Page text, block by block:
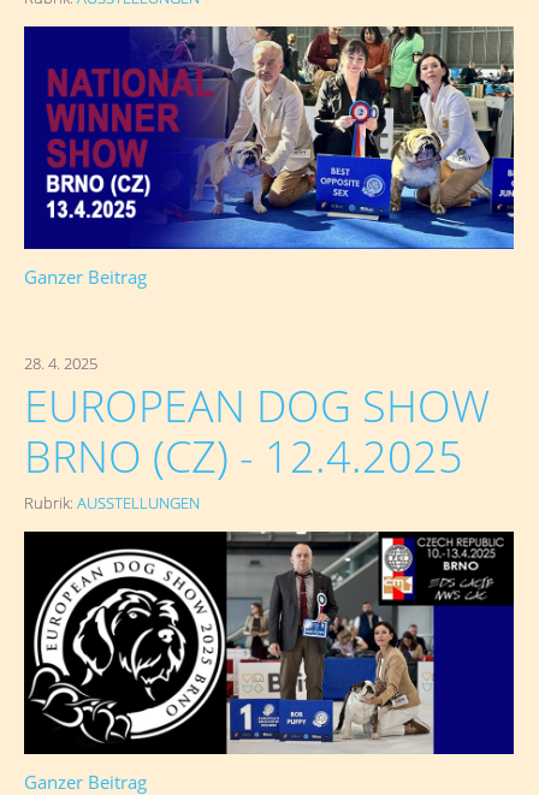
Ganzer Beitrag
28. 4. 2025
EUROPEAN DOG SHOW
BRNO (CZ) - 12.4.2025
Rubrik: AUSSTELLUNGEN
Ganzer Beitrag